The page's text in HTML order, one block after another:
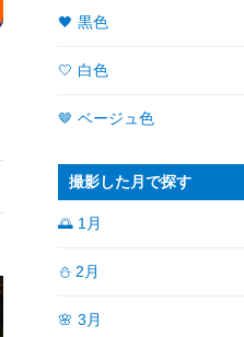
🖤 黒色
🤍 白色
🤎 ベージュ色
撮影した月で探す
🌅 1月
⛄ 2月
🌸 3月